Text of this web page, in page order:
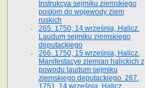
Instrukcya sejmiku ziemskiego
posłom do wojewody ziem
ruskich
265. 1750, 14 września, Halicz.
Laudum sejmiku ziemskiego
deputackiego
266. 1750, 15 września, Halicz.
Manifestacye ziemian halickich z
powodu laudum sejmiku
ziemskiego deputackiego. 267.
1751, 14 września, Halicz.